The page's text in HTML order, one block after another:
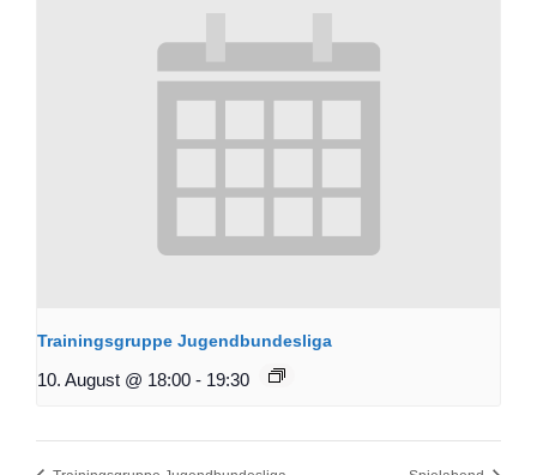
Trainingsgruppe Jugendbundesliga
10. August @ 18:00 - 19:30